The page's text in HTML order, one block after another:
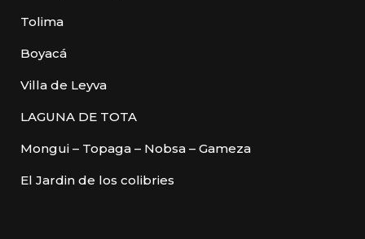
Tolima
Boyacá
Villa de Leyva
LAGUNA DE TOTA
Mongui – Topaga – Nobsa – Gameza
El Jardin de los colibries